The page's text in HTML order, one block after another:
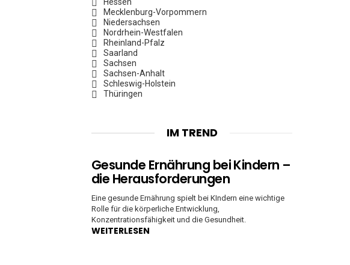
Mecklenburg-Vorpommern
Niedersachsen
Nordrhein-Westfalen
Rheinland-Pfalz
Saarland
Sachsen
Sachsen-Anhalt
Schleswig-Holstein
Thüringen
IM TREND
Gesunde Ernährung bei Kindern –
die Herausforderungen
Eine gesunde Ernährung spielt bei KIndern eine wichtige
Rolle für die körperliche Entwicklung,
Konzentrationsfähigkeit und die Gesundheit.
WEITERLESEN